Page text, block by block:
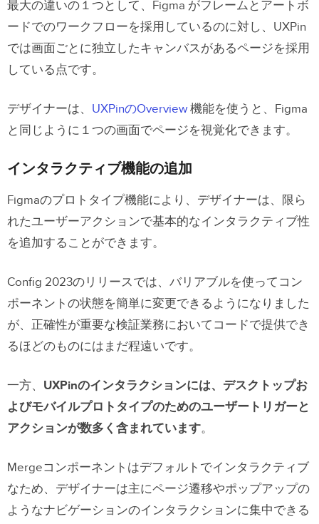
最大の違いの１つとして、Figma がフレームとアートボ
ードでのワークフローを採用しているのに対し、UXPin
では画面ごとに独立したキャンバスがあるページを採用
している点です。
デザイナーは、 UXPinのOverview機能を使うと、Figma
と同じように１つの画面でページを視覚化できます。
インタラクティブ機能の追加
Figmaのプロトタイプ機能により、デザイナーは、限ら
れたユーザーアクションで基本的なインタラクティブ性
を追加することができます。
Config 2023のリリースでは、バリアブルを使ってコン
ポーネントの状態を簡単に変更できるようになりました
が、正確性が重要な検証業務においてコードで提供でき
るほどのものにはまだ程遠いです。
一方、 UXPinのインタラクションには、デスクトップお
よびモバイルプロトタイプのためのユーザートリガーと
アクションが数多く含まれています。
Mergeコンポーネントはデフォルトでインタラクティブ
なため、デザイナーは主にページ遷移やポップアップの
ようなナビゲーションのインタラクションに集中できる